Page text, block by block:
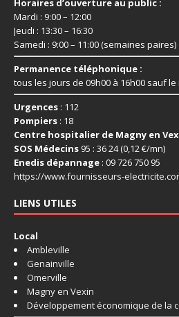
Horaires d’ouverture au public :
Mardi : 9:00 – 12:00
Jeudi : 13:30 – 16:30
Samedi : 9:00 – 11:00 (semaines paires)
Permanence téléphonique :
tous les jours de 09h00 à 16h00 sauf le
Urgences : 112
Pompiers : 18
Centre hospitalier de Magny en
SOS Médecins 95 : 36 24 (0,12 €/mn)
Enedis dépannage : 09 726 750 95
https://www.fournisseurs-
LIENS UTILES
Local
Ambleville
Genainville
Omerville
Magny en Vexin
Développement économique de la